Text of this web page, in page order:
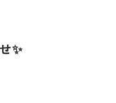
✨